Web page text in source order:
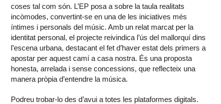
coses tal com són. L’EP posa a sobre la taula realitats
incòmodes, convertint-se en una de les iniciatives més
íntimes i personals del músic. Amb un relat marcat per la
identitat personal, el projecte reivindica l’ús del mallorquí dins
l’escena urbana, destacant el fet d’haver estat dels primers a
apostar per aquest camí a casa nostra. És una proposta
honesta, arrelada i sense concessions, que reflecteix una
manera pròpia d’entendre la música.
Podreu trobar-lo des d’avui a totes les plataformes digitals.